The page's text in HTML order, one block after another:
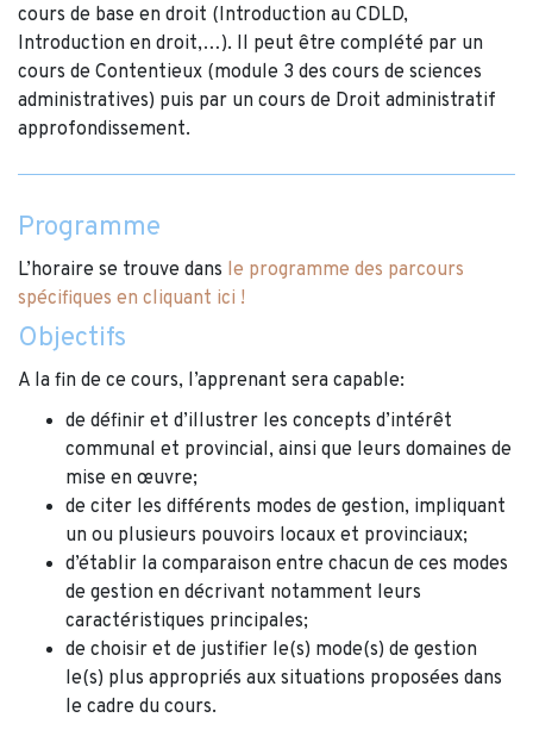
cours de base en droit (Introduction au CDLD,
Introduction en droit,…). Il peut être complété par un
cours de Contentieux (module 3 des cours de sciences
administratives) puis par un cours de Droit administratif
approfondissement.
Programme
L’horaire se trouve dans le programme des parcours
spécifiques en cliquant ici !
Objectifs
A la fin de ce cours, l’apprenant sera capable:
de définir et d’illustrer les concepts d’intérêt
communal et provincial, ainsi que leurs domaines de
mise en œuvre;
de citer les différents modes de gestion, impliquant
un ou plusieurs pouvoirs locaux et provinciaux;
d’établir la comparaison entre chacun de ces modes
de gestion en décrivant notamment leurs
caractéristiques principales;
de choisir et de justifier le(s) mode(s) de gestion
le(s) plus appropriés aux situations proposées dans
le cadre du cours.